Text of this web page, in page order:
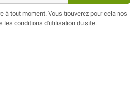
à tout moment. Vous trouverez pour cela nos
les conditions d'utilisation du site.